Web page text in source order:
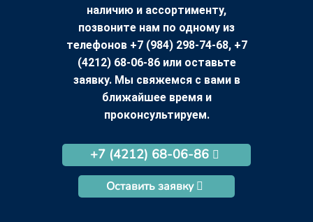
наличию и ассортименту,
позвоните нам по одному из
телефонов +7 (984) 298-74-68, +7
(4212) 68-06-86 или оставьте
заявку. Мы свяжемся с вами в
ближайшее время и
проконсультируем.
+7 (4212) 68-06-86
Оставить заявку